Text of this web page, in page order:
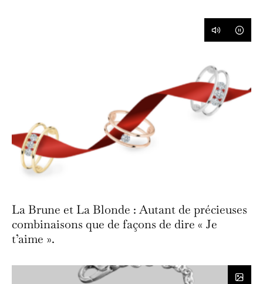
La Brune et La Blonde : Autant de précieuses
combinaisons que de façons de dire « Je
t’aime ».